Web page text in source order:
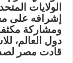
الولايات
إشرافه على
ومشاركة
دول العالم،
قادت مصر